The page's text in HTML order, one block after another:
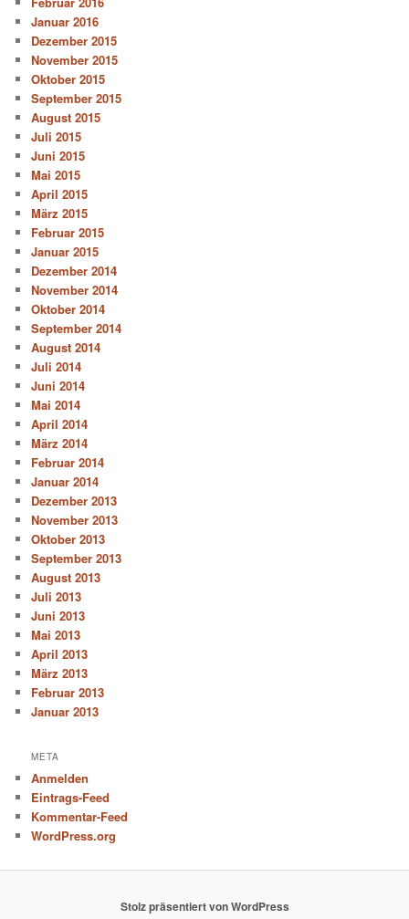
Januar 2016
Dezember 2015
November 2015
Oktober 2015
September 2015
August 2015
Juli 2015
Juni 2015
Mai 2015
April 2015
März 2015
Februar 2015
Januar 2015
Dezember 2014
November 2014
Oktober 2014
September 2014
August 2014
Juli 2014
Juni 2014
Mai 2014
April 2014
März 2014
Februar 2014
Januar 2014
Dezember 2013
November 2013
Oktober 2013
September 2013
August 2013
Juli 2013
Juni 2013
Mai 2013
April 2013
März 2013
Februar 2013
Januar 2013
META
Anmelden
Eintrags-Feed
Kommentar-Feed
WordPress.org
Stolz präsentiert von WordPress